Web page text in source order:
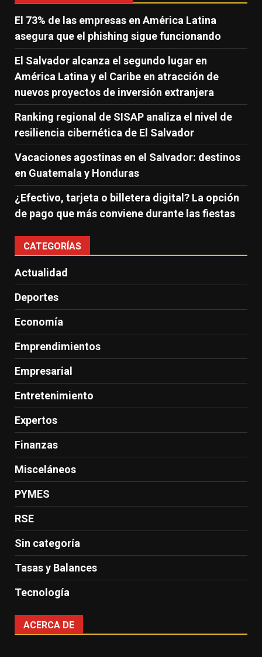
El 73% de las empresas en América Latina
asegura que el phishing sigue funcionando
El Salvador alcanza el segundo lugar en
América Latina y el Caribe en atracción de
nuevos proyectos de inversión extranjera
Ranking regional de SISAP analiza el nivel de
resiliencia cibernética de El Salvador
Vacaciones agostinas en el Salvador: destinos
en Guatemala y Honduras
¿Efectivo, tarjeta o billetera digital? La opción
de pago que más conviene durante las fiestas
CATEGORÍAS
Actualidad
Deportes
Economía
Emprendimientos
Empresarial
Entretenimiento
Expertos
Finanzas
Misceláneos
PYMES
RSE
Sin categoría
Tasas y Balances
Tecnología
ACERCA DE